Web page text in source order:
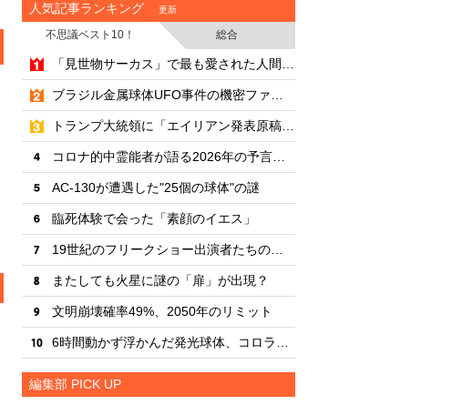
人気記事ランキング 更新
不思議ベスト10！
総合
・
・
・
・
・
AC-130が遭遇した"25個の球体"の謎
・
臨死体験で会った「素顔のイエス」
・
・
またしても火星に謎の「扉」が出現？
・
文明崩壊確率49%、2050年のリミット
・
編集部 PICK UP